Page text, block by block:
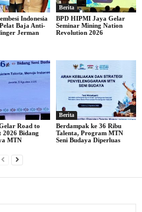
Indonesia
Baja Anti-
Jerman
Berita
BPD HIPMI Jaya Gelar
Seminar Mining Nation
Revolution 2026
Road to
2026 Bidang
MTN
Berita
Berdampak ke 36 Ribu
Talenta, Program MTN
Seni Budaya Diperluas